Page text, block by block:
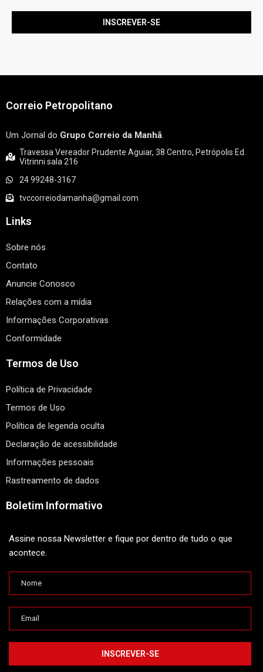
Correio Petropolitano
Um Jornal do Grupo Correio da Manhã.
Travessa Vereador Prudente Aguiar, 38 Centro, Petrópolis Ed.
Vitrinni sala 216
24 99248-3167
tvccorreiodamanha@gmail.com
Links
Sobre nós
Contato
Anuncie Conosco
Relações com a mídia
Informações Corporativas
Conformidade
Termos de Uso
Política de Privacidade
Termos de Uso
Política de legenda oculta
Declaração de acessibilidade
Informações pessoais
Rastreamento de dados
Boletim Informativo
Assine nossa Newsletter e fique por dentro de tudo o que
acontece.